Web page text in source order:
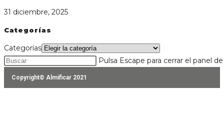
31 diciembre, 2025
Categorías
Categorías
Pulsa Escape para cerrar el panel
Copyright© Almificar 2021